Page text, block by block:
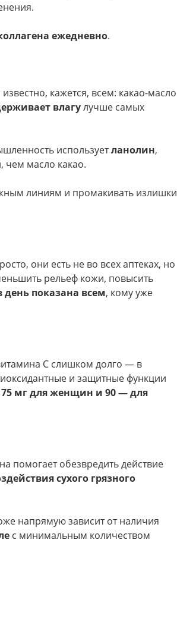
ежедневно.
кажется, всем: какао-масло
влагулучше самых
используетланолин,
чем масло какао.
линиям и промакивать излишки
они есть не во всех аптеках, но
рельеф кожи, повысить
день показана всем, кому уже
С слишком долго — в
и защитные функции
75 мг для женщин и 90 — для
помогает обезвредить действие
сухого грязного
напрямую зависит от наличия
с минимальным количеством